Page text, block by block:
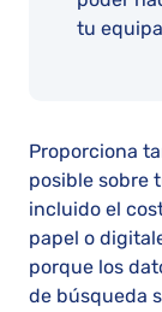
tu
Proporciona
posible sobre
incluido el
papel o
porque los
de búsqueda